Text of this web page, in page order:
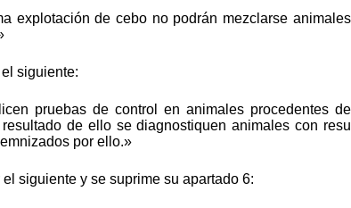
explotación de cebo no podrán mezclarse
siguiente:
pruebas de control en animales procedentes
de ello se diagnostiquen animales con
por ello.»
siguiente y se suprime su apartado 6: